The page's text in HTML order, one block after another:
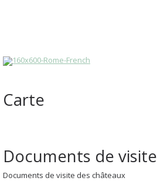
Carte
Documents de visite
Documents de visite des châteaux